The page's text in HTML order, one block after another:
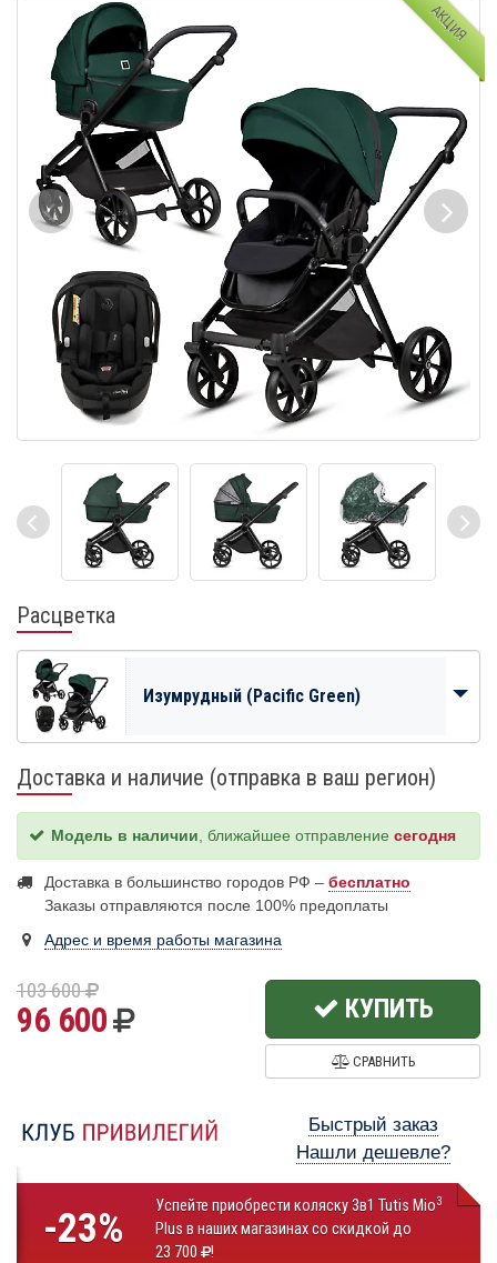
АКЦИЯ
Расцветка
Изумрудный (Pacific Green)
Доставка и наличие (отправка в ваш регион)
Модель в наличии , ближайшее отправление сегодня
Доставка в большинство городов РФ – бесплатно
Заказы отправляются после 100% предоплаты
Адрес и время работы магазина
103 600
96 600 КУПИТЬ
СРАВНИТЬ
Быстрый заказ
Нашли дешевле?
-23% Успейте приобрести коляску 3в1 Tutis Mio3
Plus в наших магазинах со скидкой до
23 700
!